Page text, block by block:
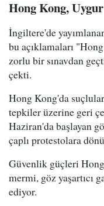
Hong Kong,
İngiltere'de
bu açıklamaları
zorlu bir sınavdan
çekti.
Hong Kong'da
tepkiler üzerine geri
Haziran'da başlayan
çaplı protestolara
Güvenlik güçleri
mermi, göz yaşartıcı
ediyor.